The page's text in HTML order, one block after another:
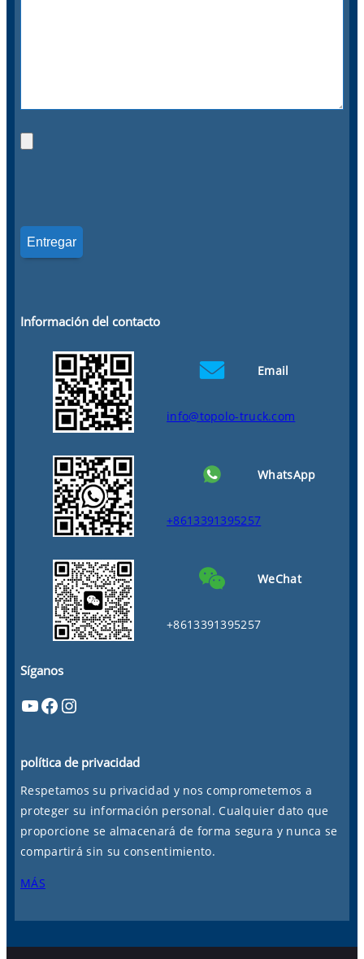
Información del contacto
Email
info@topolo-truck.com
WhatsApp
+8613391395257
WeChat
+8613391395257
Síganos
YouTube Facebook Instagram
política de privacidad
Respetamos su privacidad y nos comprometemos a
proteger su información personal. Cualquier dato que
proporcione se almacenará de forma segura y nunca se
compartirá sin su consentimiento.
MÁS